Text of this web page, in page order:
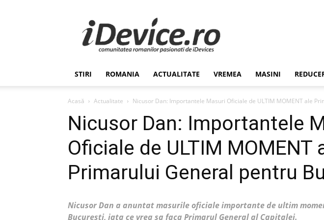
Stiri
de
Ultima
Ora
Romania,
Economie,
–
iDevice.ro
STIRI ROMANIA ACTUALITATE VREMEA MASINI
Acasă Actualitate Nicusor Dan: Importantele Masuri Oficiale de ULTIM MOMENT ale
Nicusor Dan: Importantele
Oficiale de ULTIM MOMENT
Primarului General pentru
Nicusor Dan a anuntat masurile oficiale importante de ultim
Bucuresti, iata ce vrea sa faca Primarul General al Capitalei.